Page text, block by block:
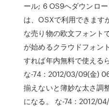
ール; 6 OS9へダウンロ
は、OSXで利用できます
な売り物の欧文フォント
が始めるクラウドフォン
すれば年内無料で使える
な-74：2012/03/09(金)
揃えないと簿妙な太さ調
になる。 な-74：2012/